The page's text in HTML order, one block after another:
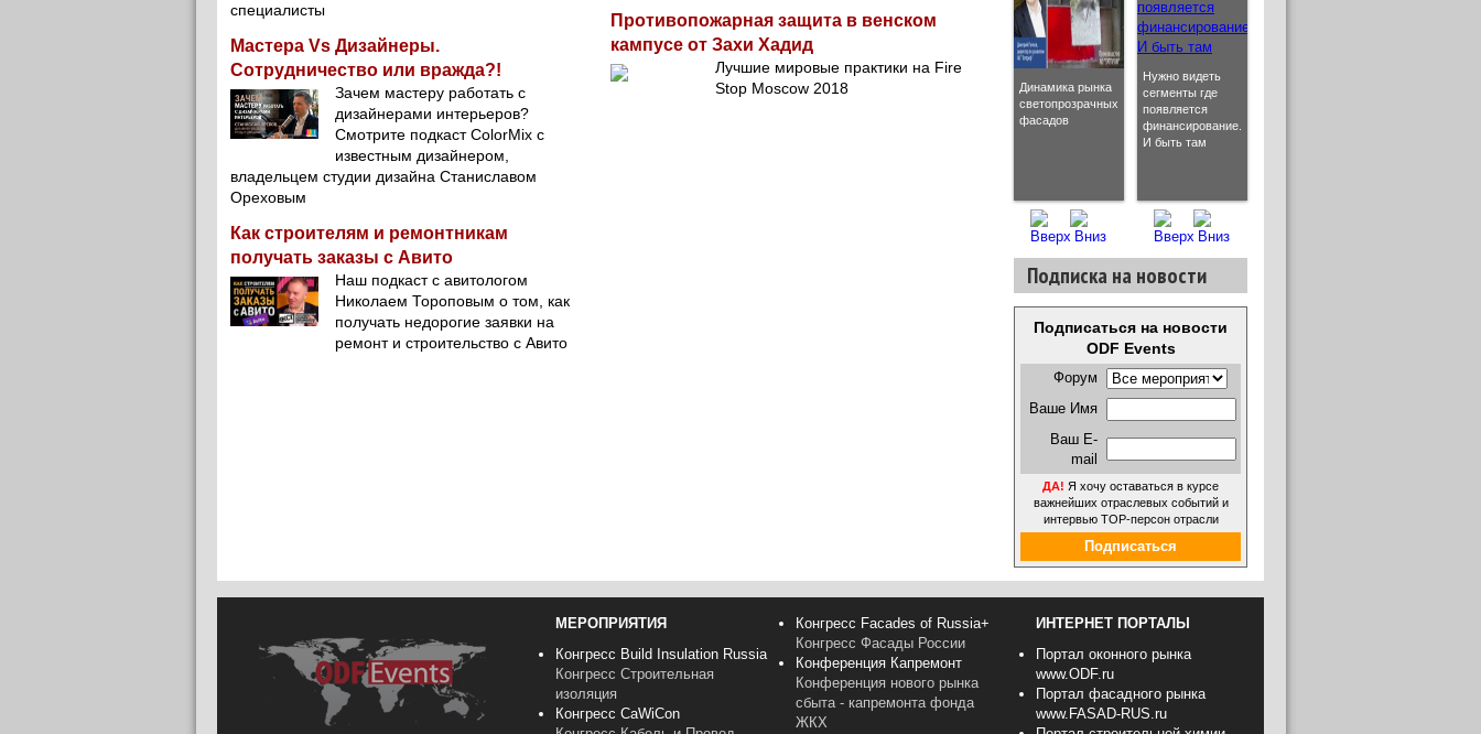
специалисты
Мастера Vs Дизайнеры.
Сотрудничество или вражда?!
Зачем мастеру работать с
дизайнерами интерьеров?
Смотрите подкаст ColorMix с
известным дизайнером,
владельцем студии дизайна Станиславом
Ореховым
Как строителям и ремонтникам
получать заказы с Авито
Наш подкаст с авитологом
Николаем Тороповым о том, как
получать недорогие заявки на
ремонт и строительство с Авито
Противопожарная защита в венском
кампусе от Захи Хадид
Лучшие мировые практики на Fire
Stop Moscow 2018
Динамика рынка
светопрозрачных
фасадов
Стекло, как
материал для
облицовки НФС
Нужно видеть
сегменты где
появляется
финансирование.
И быть там
Григорий
Протосеня:
Стройиндустрия
отражением
общеэкономическ
ой ситуации в
стране
Forbo:
российский
как
стратегический,
кризис
Подписка на новости
Подписаться на новости
ODF Events
Форум
Ваше Имя
Ваш E-
mail
ДА! Я хочу оставаться в курсе
важнейших отраслевых событий и
интервью ТОР-персон отрасли
Подписаться
МЕРОПРИЯТИЯ
Конгресс Build Insulation Russia
Конгресс Строительная
изоляция
Конгресс CaWiCon
Конгресс Facades of Russia+
Конгресс Фасады России
Конференция Капремонт
Конференция нового рынка
сбыта - капремонта фонда
ЖКХ
ИНТЕРНЕТ ПОРТАЛЫ
Портал оконного рынка
www.ODF.ru
Портал фасадного рынка
www.FASAD-RUS.ru